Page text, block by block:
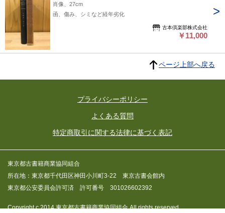
集合住宅の改修 個人の権利と義務はどこまで及ぶか③パリ オ
スマンの集合住宅、住まいと店舗 / 桜井義夫 コラム ローマの
現行-ACTION REPORTあるき・乱打夢 熊谷の住宅=町づくり /
HPU 「原域」の漂白-アルボックス時田の試行- / 時田芳文 熊
谷の職人さんたち / 西村慶徳 熊谷住宅=町づくりニュースから
/ 八巻秀房 HPUニュース 第1回フォーラム報告他 / HPU 日本の
英 松葉一清君は反省しなさい / 本浦千代吉 昭和50年代Y市S町
S中学PTA始末 / 仲倉眉子 東京・食う寝るところに住むところ
ACTION REPORTあるき・乱打夢 / 石山修武 ; 大野勝彦 ; 布野
修司 ; 渡辺豊和 山中隆太郎の秩父 / HPU 隆太郎が行く / 野辺
公一 秩父の棟梁山中隆太郎の「建築」 / 松村秀一 HPUニュー
画の時代へ- / 大野勝彦 戦争と住宅-西山夘三の『国民住居論
ク物語 / 石山修武 空間寓意考覚書-天蓋考① / 渡辺豊和 THE
GENBA / 那須武秀 弱小建売業者の一人言⑧ / 小須田広利THE
肖像、27cm
函、傷み、シミなど経年劣化
古本倶楽部株式会社
￥11,000
ページ上部へ戻る
プライバシーポリシー
よくある質問
特定商取引に関する法律に基づく表記
東京都古書籍商業協同組合
所在地：東京都千代田区神田小川町3-22 東京古書会館内
東京都公安委員会許可済 許可番号 301026602392
Copyright c 2014 東京都古書籍商業協同組合 All rights reserved.